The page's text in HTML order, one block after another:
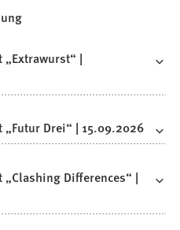
|
Drei“ | 15.09.2026
Differences“ |